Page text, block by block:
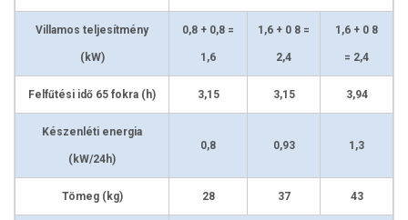
Villamos teljesítmény
(kW)
0,8 + 0,8 =
1,6
1,6 + 0 8 =
2,4
1,6 + 0 8
= 2,4
Felfűtési idő 65 fokra (h) 3,15 3,15 3,94
Készenléti energia
(kW/24h)
0,8 0,93 1,3
Tömeg (kg) 28 37 43